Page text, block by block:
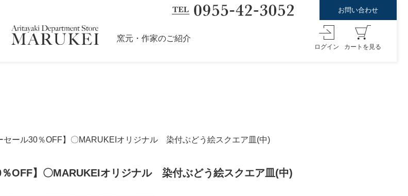
お問い合わせ
窯元・作家のご紹介
ログイン カートを見る
セール30％OFF】〇MARUKEIオリジナル 染付ぶどう絵スクエア皿(中)
％OFF】〇MARUKEIオリジナル 染付ぶどう絵スクエア皿(中)